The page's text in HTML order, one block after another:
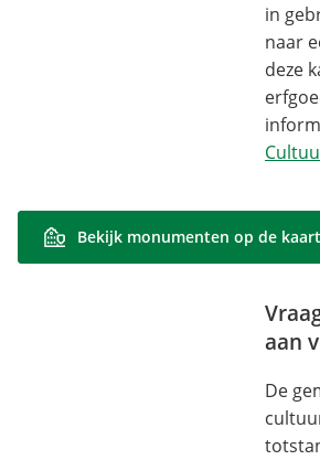
in
naar
deze
Bekijk monumenten op de kaart
(Verwijst
aan
De